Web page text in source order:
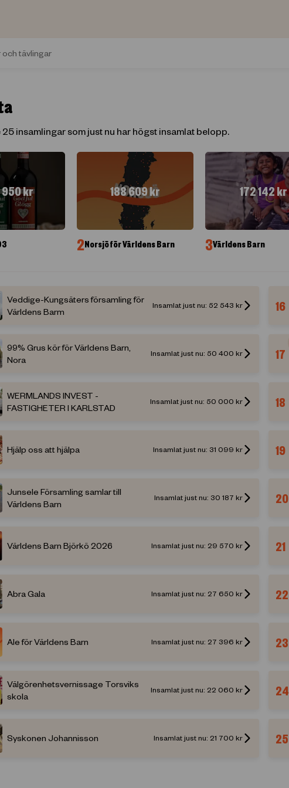
25 insamlingar som just nu har högst insamlat belopp.
kr 188 609kr
2Norsjö för Världens Barn
172 142kr
3Världens Barn
Veddige-Kungsäters församling för
Världens Barm
Insamlat just nu: 52 543 kr
99% Grus kör för Världens Barn,
Nora
Insamlat just nu: 50 400 kr
WERMLANDS INVEST -
FASTIGHETER I KARLSTAD
Insamlat just nu: 50 000 kr
Hjälp oss att hjälpa Insamlat just nu: 31 099 kr
Junsele Församling samlar till
Världens Barn
Insamlat just nu: 30 187 kr
Världens Barn Björkö 2026 Insamlat just nu: 29 570 kr
Abra Gala Insamlat just nu: 27 650 kr
Ale för Världens Barn Insamlat just nu: 27 396 kr
Välgörenhetsvernissage Torsviks
skola
Insamlat just nu: 22 060 kr
Syskonen Johannisson Insamlat just nu: 21 700 kr
16
17
18
19
20
21
22
23
24
25